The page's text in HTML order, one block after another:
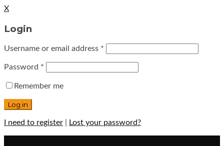
X
Login
Username or email address *
Password *
Remember me
I need to register Lost your password?